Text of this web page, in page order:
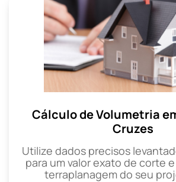
Cálculo de Volumetria
Cruzes
Utilize dados precisos
para um valor exato de corte
terraplanagem do seu